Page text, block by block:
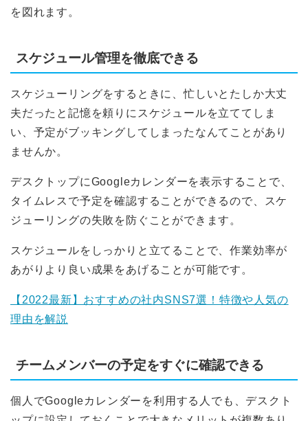
を図れます。
スケジュール管理を徹底できる
スケジューリングをするときに、忙しいとたしか大丈
夫だったと記憶を頼りにスケジュールを立ててしま
い、予定がブッキングしてしまったなんてことがあり
ませんか。
デスクトップにGoogleカレンダーを表示することで、
タイムレスで予定を確認することができるので、スケ
ジューリングの失敗を防ぐことができます。
スケジュールをしっかりと立てることで、作業効率が
あがりより良い成果をあげることが可能です。
【2022最新】おすすめの社内SNS7選！特徴や人気の
理由を解説
チームメンバーの予定をすぐに確認できる
個人でGoogleカレンダーを利用する人でも、デスクト